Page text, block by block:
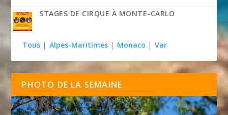
STAGES DE CIRQUE À MONTE-CARLO
Tous | Alpes-Maritimes | Monaco | Var
PHOTO DE LA SEMAINE